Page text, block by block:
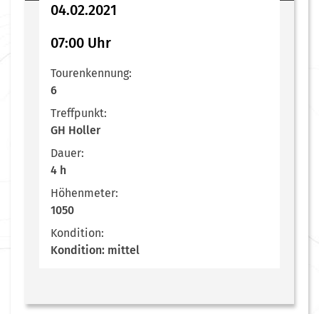
04.02.2021
07:00 Uhr
Tourenkennung:
6
Treffpunkt:
GH Holler
Dauer:
4 h
Höhenmeter:
1050
Kondition:
Kondition: mittel